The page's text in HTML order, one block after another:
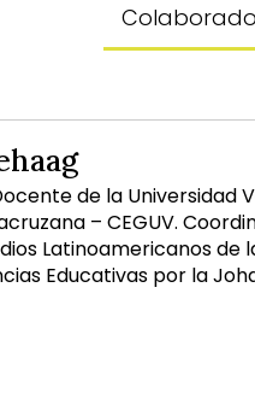
de la Universidad
– CEGUV.
Latinoamericanos de
Educativas por la